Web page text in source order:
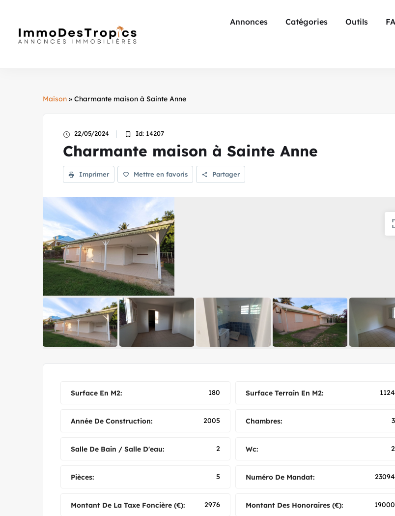
Annonces Catégories Outils
Maison » Charmante maison à Sainte Anne
22/05/2024 Id: 14207
Charmante maison à Sainte Anne
Imprimer Mettre en favoris Partager
Surface En M2: 180 Surface Terrain En M2: 1124
Année De Construction: 2005 Chambres: 3
Salle De Bain / Salle D'eau: 2 Wc: 2
Pièces: 5 Numéro De Mandat: 23094
Montant De La Taxe Foncière (€): 2976 Montant Des Honoraires (€): 19000